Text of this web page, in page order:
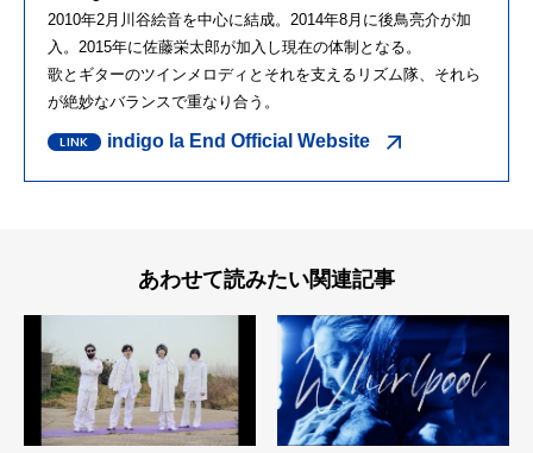
2010年2月川谷絵音を中心に結成。2014年8月に後鳥亮介が加
入。2015年に佐藤栄太郎が加入し現在の体制となる。
歌とギターのツインメロディとそれを支えるリズム隊、それら
が絶妙なバランスで重なり合う。
indigo la End Official Website
あわせて読みたい関連記事